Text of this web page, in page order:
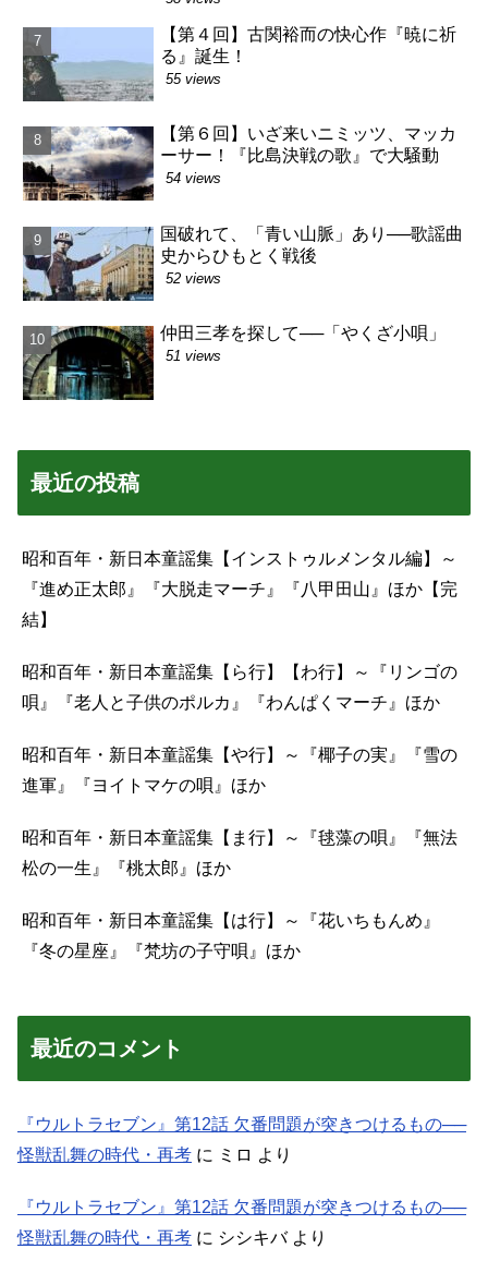
【第４回】古関裕而の快心作『暁に祈
る』誕生！
55 views
【第６回】いざ来いニミッツ、マッカ
ーサー！『比島決戦の歌』で大騒動
54 views
国破れて、「青い山脈」あり──歌謡曲
史からひもとく戦後
52 views
仲田三孝を探して──「やくざ小唄」
51 views
最近の投稿
昭和百年・新日本童謡集【インストゥルメンタル編】～
『進め正太郎』『大脱走マーチ』『八甲田山』ほか【完
結】
昭和百年・新日本童謡集【ら行】【わ行】～『リンゴの
唄』『老人と子供のポルカ』『わんぱくマーチ』ほか
昭和百年・新日本童謡集【や行】～『椰子の実』『雪の
進軍』『ヨイトマケの唄』ほか
昭和百年・新日本童謡集【ま行】～『毬藻の唄』『無法
松の一生』『桃太郎』ほか
昭和百年・新日本童謡集【は行】～『花いちもんめ』
『冬の星座』『梵坊の子守唄』ほか
最近のコメント
『ウルトラセブン』第12話 欠番問題が突きつけるもの──
怪獣乱舞の時代・再考 に ミロ より
『ウルトラセブン』第12話 欠番問題が突きつけるもの──
怪獣乱舞の時代・再考 に シシキバより